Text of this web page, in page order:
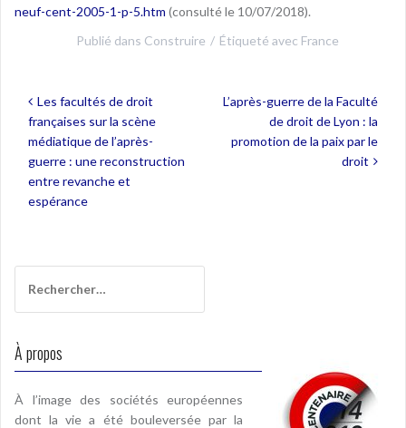
neuf-cent-2005-1-p-5.htm (consulté le 10/07/2018).
Publié dans Construire Étiqueté avec France
Navigation
de
l’article
Les facultés de droit
françaises sur la scène
médiatique de l’après-
guerre : une reconstruction
entre revanche et
espérance
L’après-guerre de la Faculté
de droit de Lyon : la
promotion de la paix par le
droit
À propos
À l’image des sociétés européennes
dont la vie a été bouleversée par la